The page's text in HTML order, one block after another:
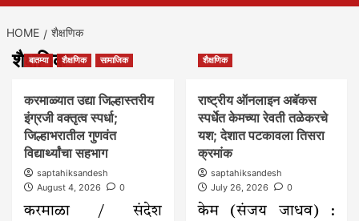
HOME शैक्षणिक
शैक्षणिक
बातम्या शैक्षणिक सामाजिक
करमाळ्यात उद्या जिल्हास्तरीय
इंग्रजी वक्तृत्व स्पर्धा;
जिल्हाभरातील गुणवंत
विद्यार्थ्यांचा सहभाग
saptahiksandesh
August 4, 2026
0
करमाळा / संदेश
शैक्षणिक
राष्ट्रीय ऑनलाइन अबॅकस
स्पर्धेत केमच्या रेवती तळेकरचे
यश; देशात पटकावला तिसरा
क्रमांक
saptahiksandesh
July 26, 2026
0
केम (संजय जाधव) :